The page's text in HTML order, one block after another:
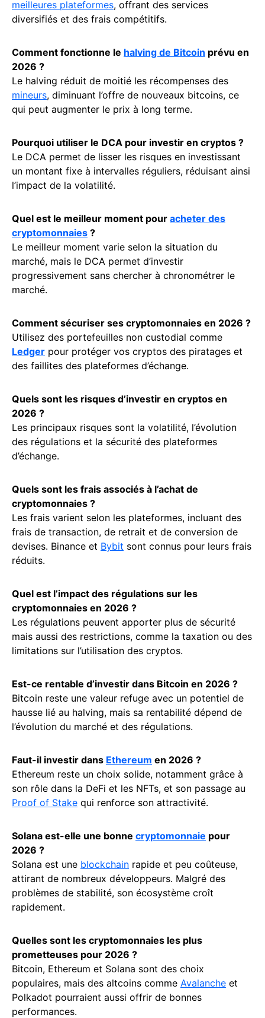
meilleures plateformes, offrant des services
diversifiés et des frais compétitifs.
Comment fonctionne le halving de Bitcoin prévu en
2026 ?
Le halving réduit de moitié les récompenses des
mineurs, diminuant l’offre de nouveaux bitcoins, ce
qui peut augmenter le prix à long terme.
Pourquoi utiliser le DCA pour investir en cryptos ?
Le DCA permet de lisser les risques en investissant
un montant fixe à intervalles réguliers, réduisant ainsi
l’impact de la volatilité.
Quel est le meilleur moment pour acheter des
cryptomonnaies ?
Le meilleur moment varie selon la situation du
marché, mais le DCA permet d’investir
progressivement sans chercher à chronométrer le
marché.
Comment sécuriser ses cryptomonnaies en 2026 ?
Utilisez des portefeuilles non custodial comme
Ledger pour protéger vos cryptos des piratages et
des faillites des plateformes d’échange.
Quels sont les risques d’investir en cryptos en
2026 ?
Les principaux risques sont la volatilité, l’évolution
des régulations et la sécurité des plateformes
d’échange.
Quels sont les frais associés à l’achat de
cryptomonnaies ?
Les frais varient selon les plateformes, incluant des
frais de transaction, de retrait et de conversion de
devises. Binance et Bybit sont connus pour leurs frais
réduits.
Quel est l’impact des régulations sur les
cryptomonnaies en 2026 ?
Les régulations peuvent apporter plus de sécurité
mais aussi des restrictions, comme la taxation ou des
limitations sur l’utilisation des cryptos.
Est-ce rentable d’investir dans Bitcoin en 2026 ?
Bitcoin reste une valeur refuge avec un potentiel de
hausse lié au halving, mais sa rentabilité dépend de
l’évolution du marché et des régulations.
Faut-il investir dans Ethereum en 2026 ?
Ethereum reste un choix solide, notamment grâce à
son rôle dans la DeFi et les NFTs, et son passage au
Proof of Stake qui renforce son attractivité.
Solana est-elle une bonne cryptomonnaie pour
2026 ?
Solana est une blockchain rapide et peu coûteuse,
attirant de nombreux développeurs. Malgré des
problèmes de stabilité, son écosystème croît
rapidement.
Quelles sont les cryptomonnaies les plus
prometteuses pour 2026 ?
Bitcoin, Ethereum et Solana sont des choix
populaires, mais des altcoins comme Avalanche et
Polkadot pourraient aussi offrir de bonnes
performances.